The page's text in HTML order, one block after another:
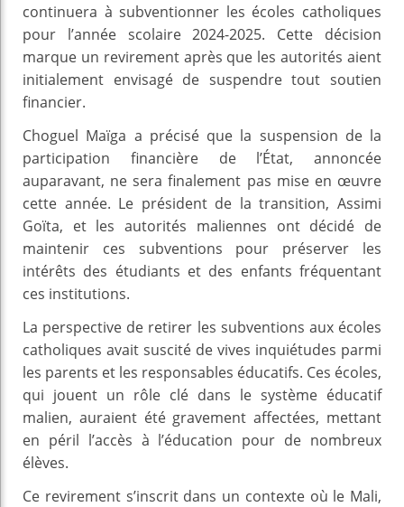
continuera à subventionner les écoles catholiques
pour l’année scolaire 2024-2025. Cette décision
marque un revirement après que les autorités aient
initialement envisagé de suspendre tout soutien
financier.
Choguel Maïga a précisé que la suspension de la
participation financière de l’État, annoncée
auparavant, ne sera finalement pas mise en œuvre
cette année. Le président de la transition, Assimi
Goïta, et les autorités maliennes ont décidé de
maintenir ces subventions pour préserver les
intérêts des étudiants et des enfants fréquentant
ces institutions.
La perspective de retirer les subventions aux écoles
catholiques avait suscité de vives inquiétudes parmi
les parents et les responsables éducatifs. Ces écoles,
qui jouent un rôle clé dans le système éducatif
malien, auraient été gravement affectées, mettant
en péril l’accès à l’éducation pour de nombreux
élèves.
Ce revirement s’inscrit dans un contexte où le Mali,